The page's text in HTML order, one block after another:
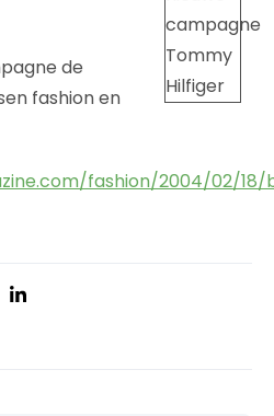
de
fashion en
fashion/2004/02/18/